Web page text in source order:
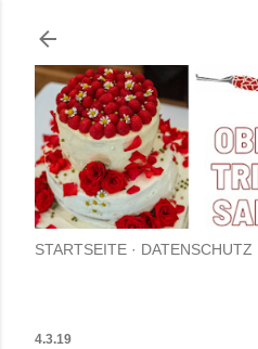
STARTSEITE DATENSCHUTZ
4.3.19